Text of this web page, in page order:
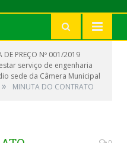
DE PREÇO Nº 001/2019
serviço de engenharia
sede da Câmera Municipal
» MINUTA DO CONTRATO